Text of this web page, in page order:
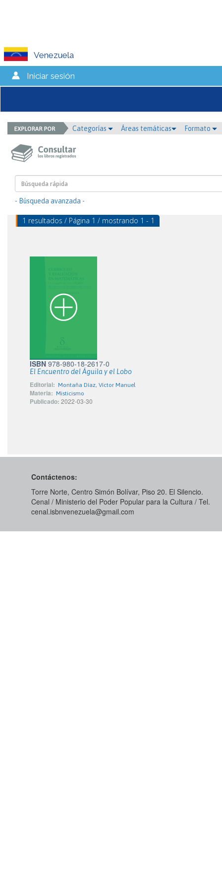
Venezuela
Iniciar sesión
Categorías Áreas temáticas Formato
- Búsqueda avanzada -
1 resultados / Página 1 / mostrando 1 - 1
ISBN 978-980-18-2617-0
El Encuentro del Águila y el Lobo
Editorial: Montaña Díaz, Víctor Manuel
Materia: Misticismo
Publicado: 2022-03-30
Contáctenos:
Torre Norte, Centro Simón Bolívar, Piso 20. El Silencio.
Cenal / Ministerio del Poder Popular para la Cultura / Tel.
cenal.isbnvenezuela@gmail.com